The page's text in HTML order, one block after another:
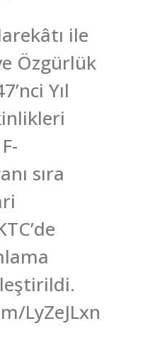
ile
Özgürlük
Yıl
sıra
LyZeJLxn